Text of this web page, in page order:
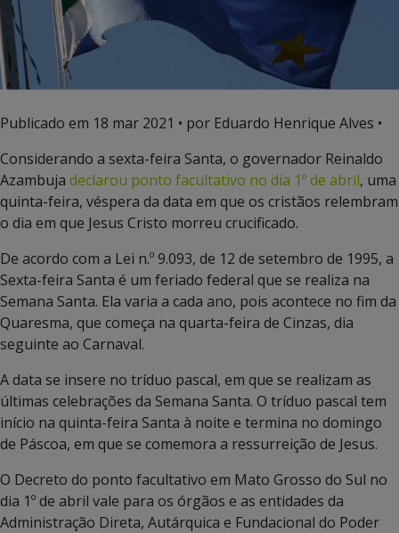
Publicado em 18 mar 2021 • por Eduardo Henrique Alves •
Considerando a sexta-feira Santa, o governador Reinaldo
Azambuja declarou ponto facultativo no dia 1º de abril, uma
quinta-feira, véspera da data em que os cristãos relembram
o dia em que Jesus Cristo morreu crucificado.
De acordo com a Lei n.º 9.093, de 12 de setembro de 1995, a
Sexta-feira Santa é um feriado federal que se realiza na
Semana Santa. Ela varia a cada ano, pois acontece no fim da
Quaresma, que começa na quarta-feira de Cinzas, dia
seguinte ao Carnaval.
A data se insere no tríduo pascal, em que se realizam as
últimas celebrações da Semana Santa. O tríduo pascal tem
início na quinta-feira Santa à noite e termina no domingo
de Páscoa, em que se comemora a ressurreição de Jesus.
O Decreto do ponto facultativo em Mato Grosso do Sul no
dia 1º de abril vale para os órgãos e as entidades da
Administração Direta, Autárquica e Fundacional do Poder